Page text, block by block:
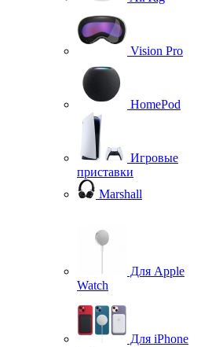
Vision Pro
HomePod
Игровые
приставки
Marshall
Для Apple
Watch
Для iPhone